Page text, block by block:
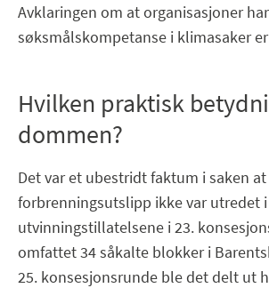
Avklaringen om at organisasjoner har
søksmålskompetanse i klimasaker
Hvilken praktisk
dommen?
Det var et ubestridt faktum i saken at
forbrenningsutslipp ikke var utredet
utvinningstillatelsene i 23.
omfattet 34 såkalte blokker i
25. konsesjonsrunde ble det delt ut